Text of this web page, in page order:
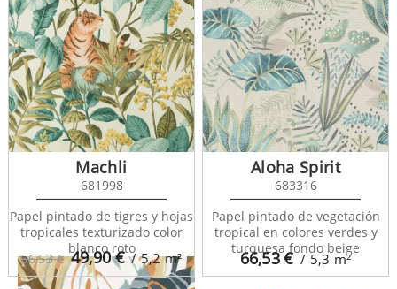
Tropical Island 680772
66,53 € 49,90€ / 5,2m²
Machli
681998
Papel pintado de tigres y hojas
tropicales texturizado color
blanco roto
66,53€ / 5,3 m²
Aloha Spirit
683316
Papel pintado de vegetación
tropical en colores verdes y
turquesa fondo beige